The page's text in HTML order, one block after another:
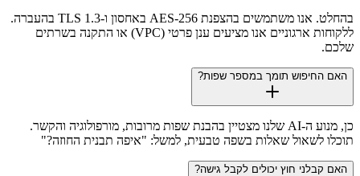
בהחלט. אנו משתמשים בהצפנת AES-256 באחסון ו-TLS 1.3 בהעברה.
ללקוחות ארגוניים אנו מציעים ענן פרטי (VPC) או התקנה בשרתים
שלכם.
האם החיפוש תומך במספר שפות?
כן, מנוע ה-AI שלנו מצטיין בהבנת שפות מרובות, מורפולוגיה והקשר.
תוכלו לשאול שאלות בשפה טבעית, למשל: "איפה תבנית החוזה?"
האם קבלני חוץ יכולים לקבל גישה?